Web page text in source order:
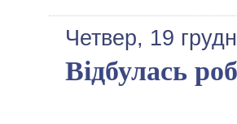
Четвер, 19
Відбулась